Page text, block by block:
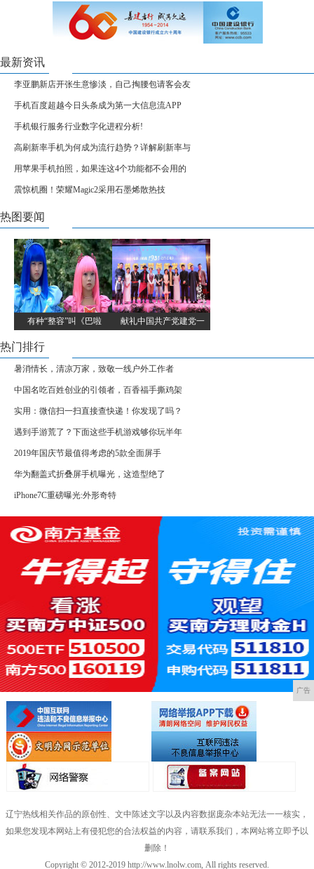
最新资讯
李亚鹏新店开张生意惨淡，自己掏腰包请客会友
手机百度超越今日头条成为第一大信息流APP
手机银行服务行业数字化进程分析!
高刷新率手机为何成为流行趋势？详解刷新率与
用苹果手机拍照，如果连这4个功能都不会用的
震惊机圈！荣耀Magic2采用石墨烯散热技
热图要闻
有种“整容”叫《巴啦 献礼中国共产党建党一
热门排行
暑消情长，清凉万家，致敬一线户外工作者
中国名吃百姓创业的引领者，百香福手撕鸡架
实用：微信扫一扫直接查快递！你发现了吗？
遇到手游荒了？下面这些手机游戏够你玩半年
2019年国庆节最值得考虑的5款全面屏手
华为翻盖式折叠屏手机曝光，这造型绝了
iPhone7C重磅曝光:外形奇特
广告
辽宁热线相关作品的原创性、文中陈述文字以及内容数据庞杂本站无法一一核实，
如果您发现本网站上有侵犯您的合法权益的内容，请联系我们，本网站将立即予以
删除！
Copyright © 2012-2019 http://www.lnolw.com, All rights reserved.